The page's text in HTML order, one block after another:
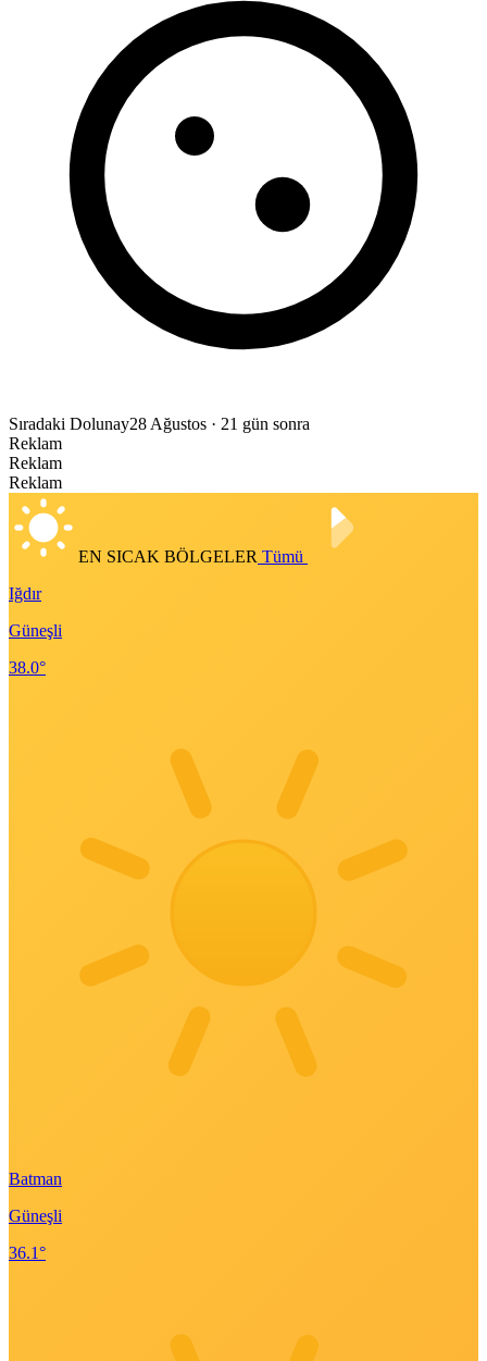
Sıradaki Dolunay28 Ağustos · 21 gün sonra
Reklam
Reklam
Reklam
EN SICAK BÖLGELER Tümü
Iğdır
Güneşli
38.0°
Batman
Güneşli
36.1°